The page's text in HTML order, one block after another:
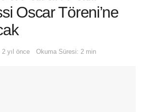
Oscar Töreni’ne
2 yıl önce Okuma Süresi: 2 min